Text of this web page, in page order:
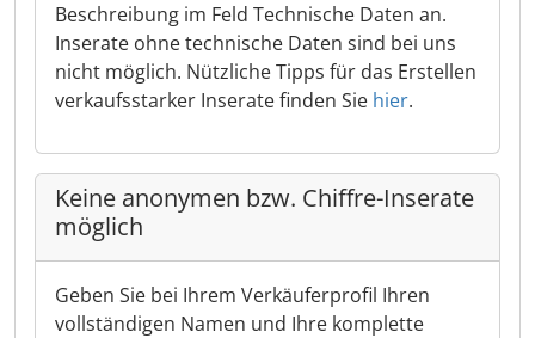
Beschreibung im Feld Technische Daten an.
Inserate ohne technische Daten sind bei uns
nicht möglich. Nützliche Tipps für das Erstellen
verkaufsstarker Inserate finden Sie hier.
Keine anonymen bzw. Chiffre-Inserate
möglich
Geben Sie bei Ihrem Verkäuferprofil Ihren
vollständigen Namen und Ihre komplette